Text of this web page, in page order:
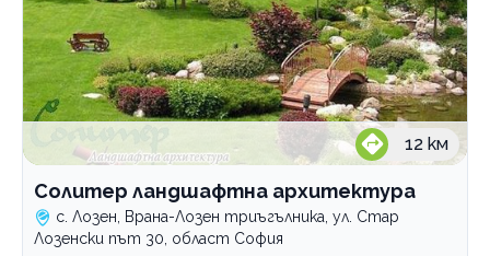
12 км
Солитер ландшафтна архитектура
с. Лозен, Врана-Лозен триъгълника, ул. Стар
Лозенски път 30, област София